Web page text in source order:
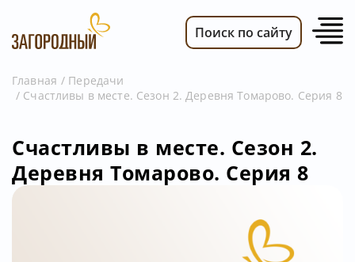
ВИДЕО
ПЕРЕДАЧИ
ТЕЛЕПРОГРАММА
РЕКЛАМОДАТЕЛЯМ
Поиск по сайту
Главная
Передачи
Счастливы в месте. Сезон 2. Деревня Томарово. Серия 8
Счастливы в месте. Сезон 2.
Деревня Томарово. Серия 8